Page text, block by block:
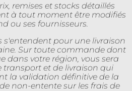
remises et stocks détaillés
à tout moment être modifiés
ou ses fournisseurs.
s'entendent pour une livraison
Sur toute commande dont
dans votre région, vous sera
transport et de livraison qui
la validation définitive de la
non-entente sur les frais de